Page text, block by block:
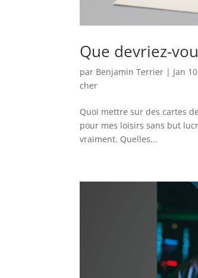
Que devriez-
par Benjamin Terrier | Jan
cher
Quoi mettre sur des cartes
pour mes loisirs sans but
vraiment. Quelles...